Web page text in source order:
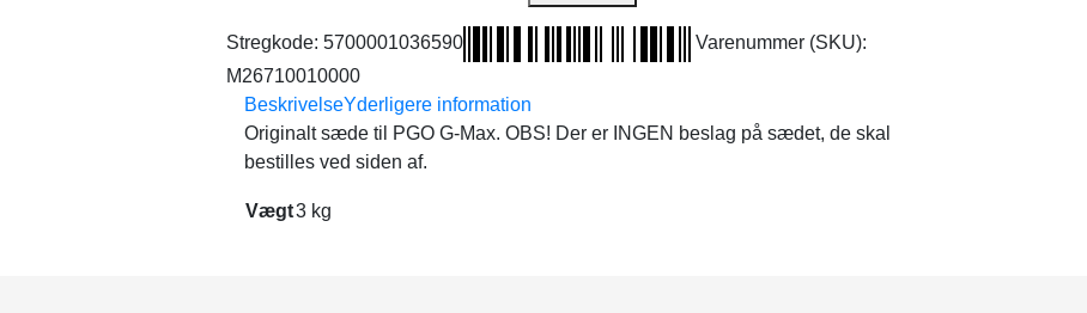
Stregkode: 5700001036590
Varenummer (SKU):
M26710010000
BeskrivelseYderligere information
Originalt sæde til PGO G-Max. OBS! Der er INGEN beslag på sædet, de skal
bestilles ved siden af.
Vægt3 kg